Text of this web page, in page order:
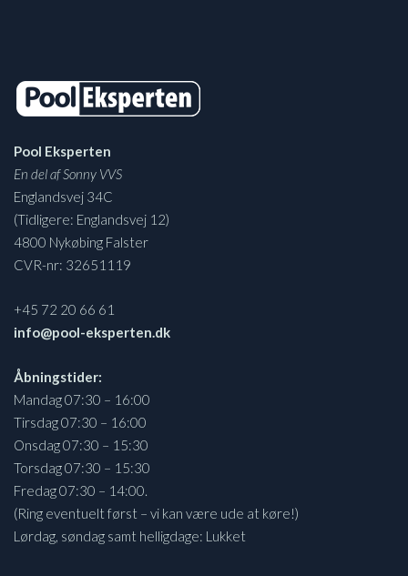
Pool Eksperten
En del af Sonny VVS
Englandsvej 34C
(Tidligere: Englandsvej 12)
4800 Nykøbing Falster
CVR-nr: 32651119
+45 72 20 66 61
info@pool-eksperten.dk
Åbningstider:
Mandag 07:30 – 16:00
Tirsdag 07:30 – 16:00
Onsdag 07:30 – 15:30
Torsdag 07:30 – 15:30
Fredag 07:30 – 14:00.
(Ring eventuelt først – vi kan være ude at køre!)
Lørdag, søndag samt helligdage: Lukket